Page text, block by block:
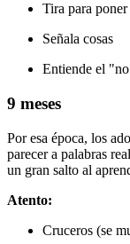
Tira para
Señala cosas
Entiende el
9 meses
Por esa época, los
parecer a palabras
un gran salto al
Atento:
Cruceros (se